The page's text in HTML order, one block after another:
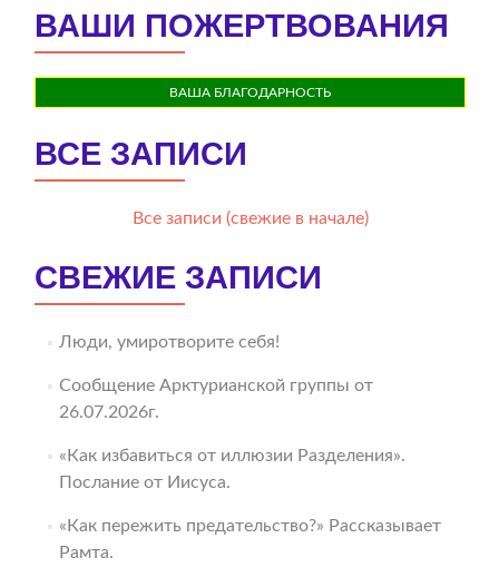
ВАШИ ПОЖЕРТВОВАНИЯ
ВАША БЛАГОДАРНОСТЬ
ВСЕ ЗАПИСИ
Все записи (свежие в начале)
СВЕЖИЕ ЗАПИСИ
Люди, умиротворите себя!
Сообщение Арктурианской группы от
26.07.2026г.
«Как избавиться от иллюзии Разделения».
Послание от Иисуса.
«Как пережить предательство?» Рассказывает
Рамта.